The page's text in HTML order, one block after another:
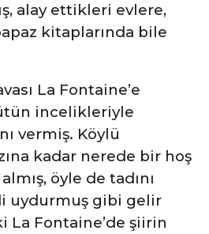
alay ettikleri evlere,
kitaplarında bile
La Fontaine’e
incelikleriyle
vermiş. Köylü
kadar nerede bir hoş
öyle de tadını
uydurmuş gibi gelir
La Fontaine’de şiirin